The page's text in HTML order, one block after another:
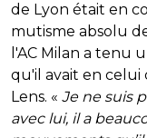
de Lyon était en
mutisme absolu
l'AC Milan a tenu
qu'il avait en celui
Lens. « Je ne suis
avec lui, il a